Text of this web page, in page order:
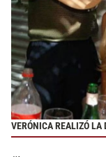
VERÓNICA REALIZÓ